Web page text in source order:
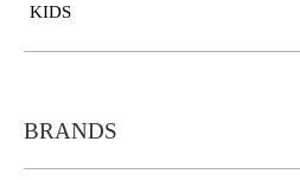
KIDS
BRANDS